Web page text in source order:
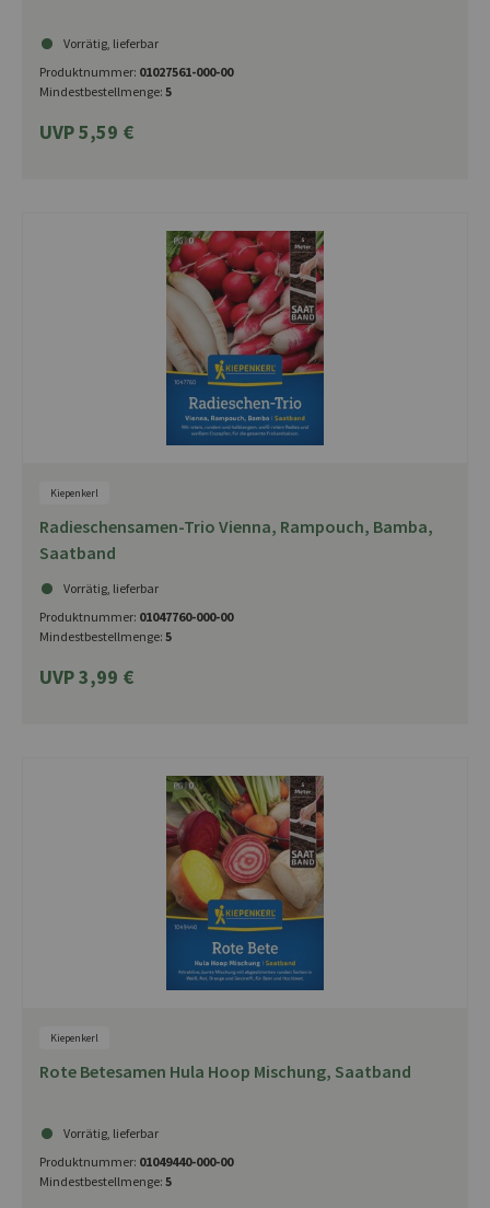
Vorrätig, lieferbar
Produktnummer: 01027561-000-00
Mindestbestellmenge: 5
UVP 5,59 €
Kiepenkerl
Radieschensamen-Trio Vienna, Rampouch, Bamba,
Saatband
Vorrätig, lieferbar
Produktnummer: 01047760-000-00
Mindestbestellmenge: 5
UVP 3,99 €
Kiepenkerl
Rote Betesamen Hula Hoop Mischung, Saatband
Vorrätig, lieferbar
Produktnummer: 01049440-000-00
Mindestbestellmenge: 5